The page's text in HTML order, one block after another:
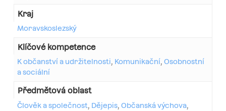
Kraj
Moravskoslezský
Klíčové kompetence
K občanství a udržitelnosti, Komunikační, Osobnostní
a sociální
Předmětová oblast
Člověk a společnost, Dějepis, Občanská výchova,